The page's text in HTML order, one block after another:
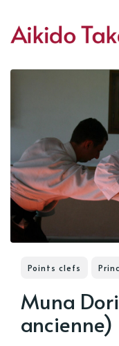
Points clefs
Muna
ancienne)